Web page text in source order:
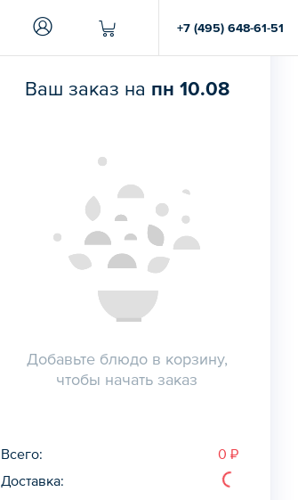
+7 (495) 648-61-51
16
Ваш заказ на пн 10.08
Добавьте блюдо в корзину,
чтобы начать заказ
Всего:
0 ₽
Доставка: